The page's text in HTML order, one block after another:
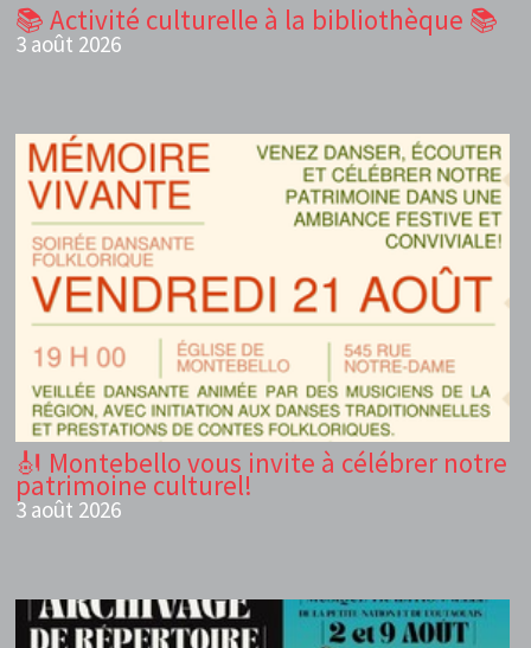
📚 Activité culturelle à la bibliothèque 📚
3 août 2026
🎻 Montebello vous invite à célébrer notre
patrimoine culturel!
3 août 2026